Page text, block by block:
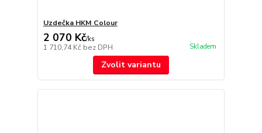
Uzdečka HKM Colour
2 070 Kč/ks
1 710,74 Kč bez DPH Skladem
Zvolit variantu